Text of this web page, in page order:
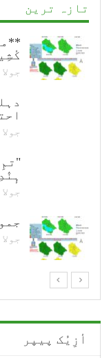
تازہ ترین
جولائی
جولائی
جولائی
جولائی
أزِیُک پیپر